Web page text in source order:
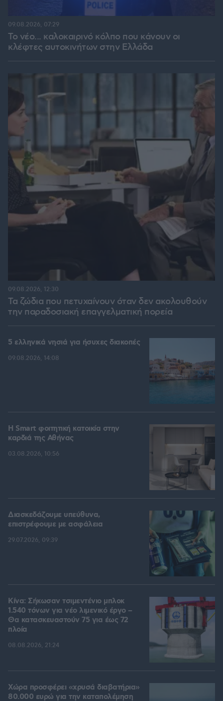
Το νέο... καλοκαιρινό κόλπο που κάνουν οι
κλέφτες αυτοκινήτων στην Ελλάδα
09.08.2026, 07:29
Τα ζώδια που πετυχαίνουν όταν δεν ακολουθούν
την παραδοσιακή επαγγελματική πορεία
09.08.2026, 12:30
5 ελληνικά νησιά για ήσυχες διακοπές
09.08.2026, 14:08
Η Smart φοιτητική κατοικία στην
καρδιά της Αθήνας
03.08.2026, 10:56
Διασκεδάζουμε υπεύθυνα,
επιστρέφουμε με ασφάλεια
29.07.2026, 09:39
Κίνα: Σήκωσαν τσιμεντένιο μπλοκ
1.540 τόνων για νέο λιμενικό έργο –
Θα κατασκευαστούν 75 για έως 72
πλοία
08.08.2026, 21:24
Χώρα προσφέρει «χρυσά διαβατήρια»
80.000 ευρώ για την καταπολέμηση